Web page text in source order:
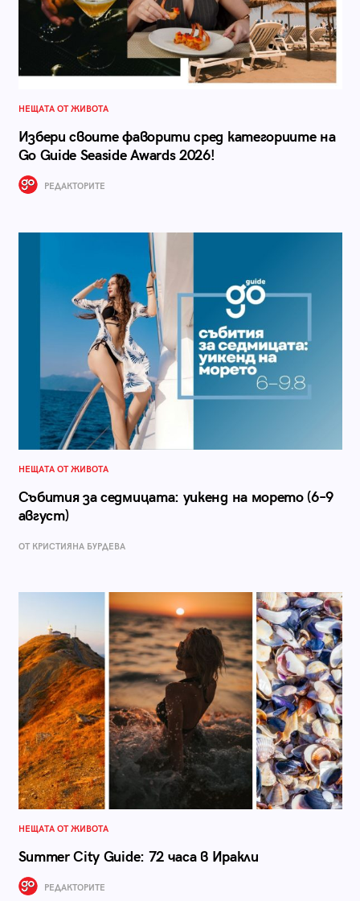
НЕЩАТА ОТ ЖИВОТА
Избери своите фаворити сред категориите на
Go Guide Seaside Awards 2026!
РЕДАКТОРИТЕ
НЕЩАТА ОТ ЖИВОТА
Събития за седмицата: уикенд на морето (6–9
август)
ОТ КРИСТИЯНА БУРДЕВА
НЕЩАТА ОТ ЖИВОТА
Summer City Guide: 72 часа в Иракли
РЕДАКТОРИТЕ